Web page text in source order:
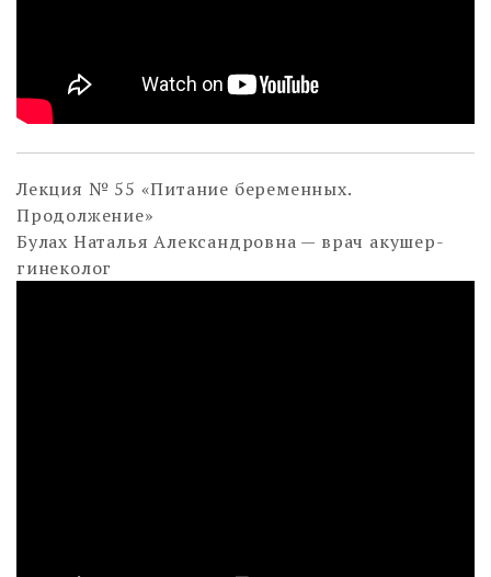
Лекция № 55 «Питание беременных.
Продолжение»
Булах Наталья Александровна — врач акушер-
гинеколог